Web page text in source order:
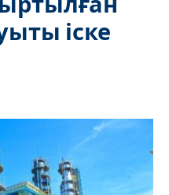
іске